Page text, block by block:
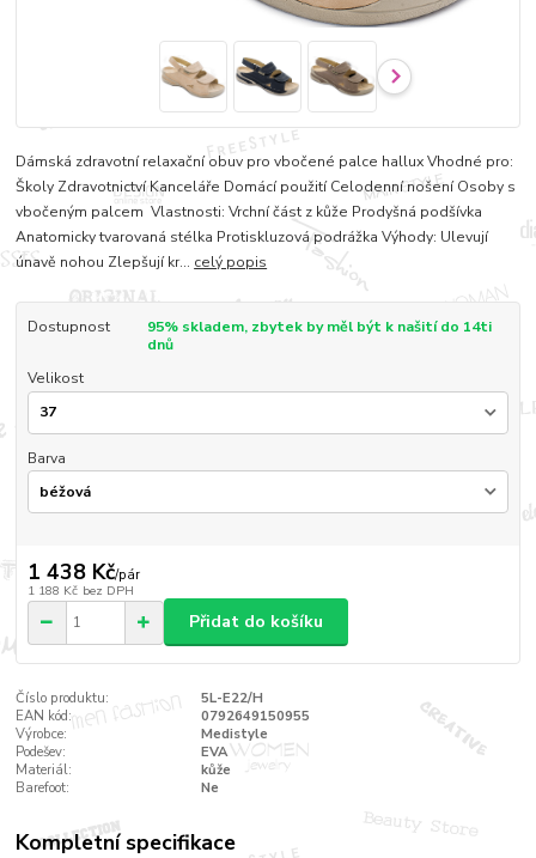
Dámská zdravotní relaxační obuv pro vbočené palce hallux Vhodné pro:
Školy Zdravotnictví Kanceláře Domácí použití Celodenní nošení Osoby s
vbočeným palcem Vlastnosti: Vrchní část z kůže Prodyšná podšívka
Anatomicky tvarovaná stélka Protiskluzová podrážka Výhody: Ulevují
únavě nohou Zlepšují kr... celý popis
Dostupnost
95% skladem, zbytek by měl být k našití do 14ti
dnů
Velikost
Barva
1 438 Kč/pár
1 188 Kč bez DPH
Přidat do košíku
Číslo produktu:
5L-E22/H
EAN kód:
0792649150955
Výrobce:
Medistyle
Podešev:
EVA
Materiál:
kůže
Barefoot:
Ne
Kompletní specifikace